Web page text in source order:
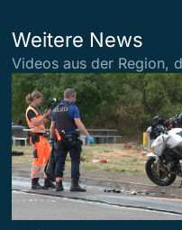
Weitere News
Videos aus der Region,